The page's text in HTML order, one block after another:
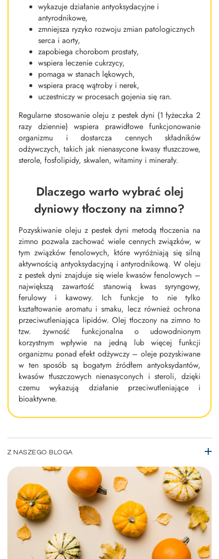
wykazuje działanie antyoksydacyjne i
antyrodnikowe,
zmniejsza ryzyko rozwoju zmian patologicznych
serca i aorty,
zapobiega chorobom prostaty,
wspiera leczenie cukrzycy,
pomaga w stanach lękowych,
wspiera pracę wątroby i nerek,
uczestniczy w procesach gojenia się ran.
Regularne stosowanie oleju z pestek dyni (1 łyżeczka 2
razy dziennie) wspiera prawidłowe funkcjonowanie
organizmu i dostarcza cennych składników
odżywczych, takich jak nienasycone kwasy tłuszczowe,
sterole, fosfolipidy, skwalen, witaminy i minerały.
Dlaczego warto wybrać olej
dyniowy tłoczony na zimno?
Pozyskiwanie oleju z pestek dyni metodą tłoczenia na
zimno pozwala zachować wiele cennych związków, w
tym związków fenolowych, które wyróżniają się silną
aktywnością antyoksydacyjną i antyrodnikową. W oleju
z pestek dyni znajduje się wiele kwasów fenolowych –
największą zawartość stanowią kwas syryngowy,
ferulowy i kawowy. Ich funkcje to nie tylko
kształtowanie aromatu i smaku, lecz również ochrona
przeciwutleniająca lipidów. Olej tłoczony na zimno to
tzw. żywność funkcjonalna o udowodnionym
korzystnym wpływie na jedną lub więcej funkcji
organizmu ponad efekt odżywczy – oleje pozyskiwane
w ten sposób są bogatym źródłem antyoksydantów,
kwasów tłuszczowych nienasyconych i steroli, dzięki
czemu wykazują działanie przeciwutleniające i
bioaktywne.
Z NASZEGO BLOGA